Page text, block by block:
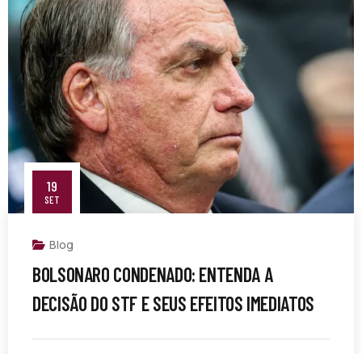
19
SET
Blog
BOLSONARO CONDENADO: ENTENDA A
DECISÃO DO STF E SEUS EFEITOS IMEDIATOS